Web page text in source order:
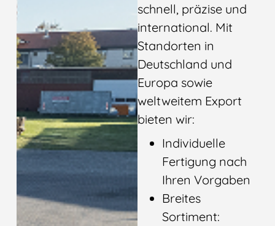
schnell, präzise und
international. Mit
Standorten in
Deutschland und
Europa sowie
weltweitem Export
bieten wir:
Individuelle
Fertigung nach
Ihren Vorgaben
Breites
Sortiment: